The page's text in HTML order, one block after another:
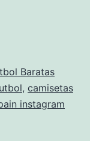
espaola
futbol
Baratas
, camisetas
instagram